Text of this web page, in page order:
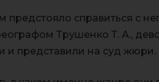
справиться с
Трушенко Т. А.,
и представили на суд жюри.